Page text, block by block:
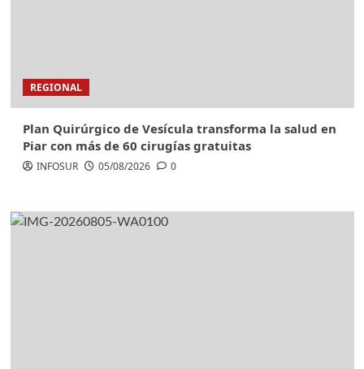
REGIONAL
Plan Quirúrgico de Vesícula transforma la salud en
Piar con más de 60 cirugías gratuitas
INFOSUR 05/08/2026 0